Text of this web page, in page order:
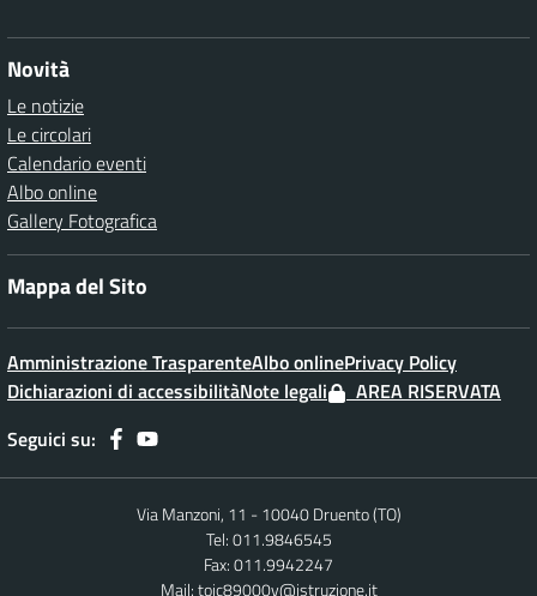
Novità
Le notizie
Le circolari
Calendario eventi
Albo online
Gallery Fotografica
Mappa del Sito
Amministrazione TrasparenteAlbo onlinePrivacy Policy
Dichiarazioni di accessibilitàNote legali
AREA RISERVATA
Seguici su:
Via Manzoni, 11 - 10040 Druento (TO)
Tel: 011.9846545
Fax: 011.9942247
Mail:toic89000v@istruzione.it